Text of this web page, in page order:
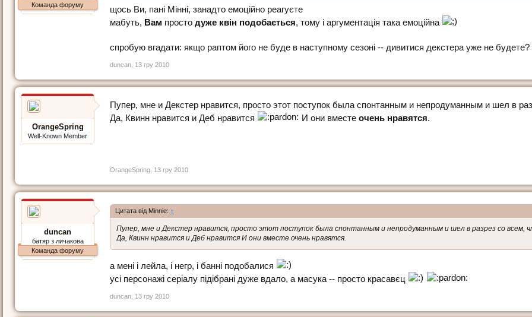
Команда форуму
щось Ви, пані Мінні, занадто емоційно реагуєте
мабуть, Вам просто дуже квін подобається, тому і аргументація така емоційна
спробую вгадати: якщо раптом його не буде в наступному сезоні -- дивитися декстера уже не будете?
duncan 13 гру 2010
OrangeSpring
Well-Known Member
Пупер, мне и Декстер нравится, просто этот поступок была спонтанным и непродуманным и шел в
Да, Квинн нравится и Деб нравится
И они вместе очень нравятся.
OrangeSpring 13 гру 2010
duncan
батяр з личакова
Команда форуму
Цитата від Minnie: ↑
Пупер, мне и Декстер нравится, просто этот поступок была спонтанным и непродуманным и шел в разрез со всем,
Да, Квинн нравится и Деб нравится И они вместе очень нравятся.
а мені і лейла, і негр, і банні подобалися
усі персонажі серіалу підібрані дуже вдало, а масука -- просто красавєц
duncan 13 гру 2010